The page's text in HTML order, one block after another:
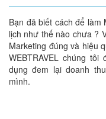
Bạn đã biết cách để làm
lịch như thế nào chưa ?
Marketing đúng và hiệu
WEBTRAVEL chúng
dụng đem lại doanh
mình.